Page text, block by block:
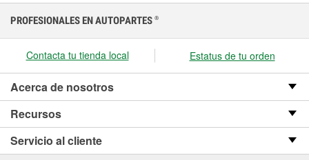
PROFESIONALES EN AUTOPARTES ®
Contacta tu tienda local Estatus de tu orden
Acerca de nosotros
Recursos
Servicio al cliente